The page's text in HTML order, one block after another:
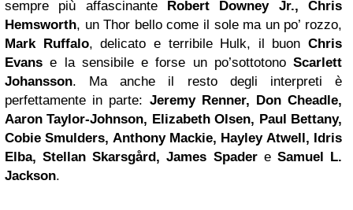
sempre più affascinante Robert Downey Jr., Chris
Hemsworth, un Thor bello come il sole ma un po’ rozzo,
Mark Ruffalo, delicato e terribile Hulk, il buon Chris
Evans e la sensibile e forse un po’sottotono Scarlett
Johansson. Ma anche il resto degli interpreti è
perfettamente in parte: Jeremy Renner, Don Cheadle,
Aaron Taylor-Johnson, Elizabeth Olsen, Paul Bettany,
Cobie Smulders, Anthony Mackie, Hayley Atwell, Idris
Elba, Stellan Skarsgård, James Spadere Samuel L.
Jackson.